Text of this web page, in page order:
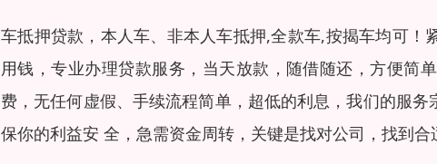
车抵押贷款，本人车、非本人车抵押,全款车,按揭车均可
用钱，专业办理贷款服务，当天放款，随借随还，方便简
费，无任何虚假、手续流程简单，超低的利息，我们的服
保你的利益安 全，急需资金周转，关键是找对公司，找到